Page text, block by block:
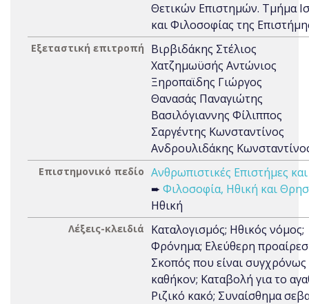
Θετικών Επιστημών. Τμήμα
και Φιλοσοφίας της
Εξεταστική επιτροπή
Βιρβιδάκης Στέλιος
Χατζημωϋσής Αντώνιος
Ξηροπαϊδης Γιώργος
Θανασάς Παναγιώτης
Βασιλόγιαννης Φίλιππος
Σαργέντης Κωνσταντίνος
Ανδρουλιδάκης
Επιστημονικό πεδίο Ανθρωπιστικές Επιστήμες
➨ Φιλοσοφία, Ηθική και
Ηθική
Λέξεις-κλειδιά
Καταλογισμός; Ηθικός νόμος;
Φρόνημα; Ελεύθερη
Σκοπός που είναι συγχρόνως
καθήκον; Καταβολή για το
Ριζικό κακό; Συναίσθημα